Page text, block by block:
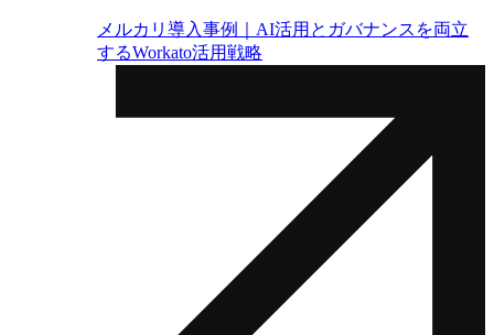
メルカリ導入事例｜AI活用とガバナンスを両立
するWorkato活用戦略